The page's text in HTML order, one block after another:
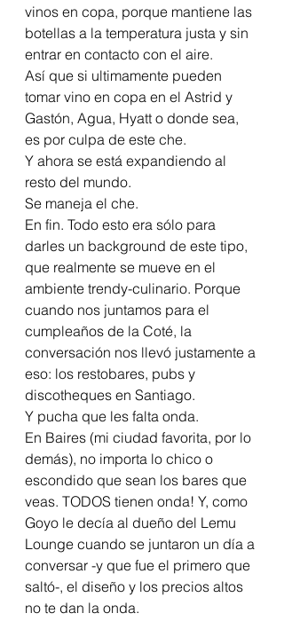
vinos en copa, porque mantiene las
botellas a la temperatura justa y sin
entrar en contacto con el aire.
Así que si ultimamente pueden
tomar vino en copa en el Astrid y
Gastón, Agua, Hyatt o donde sea,
es por culpa de este che.
Y ahora se está expandiendo al
resto del mundo.
Se maneja el che.
En fin. Todo esto era sólo para
darles un background de este tipo,
que realmente se mueve en el
ambiente trendy-culinario. Porque
cuando nos juntamos para el
cumpleaños de la Coté, la
conversación nos llevó justamente a
eso: los restobares, pubs y
discotheques en Santiago.
Y pucha que les falta onda.
En Baires (mi ciudad favorita, por lo
demás), no importa lo chico o
escondido que sean los bares que
veas. TODOS tienen onda! Y, como
Goyo le decía al dueño del Lemu
Lounge cuando se juntaron un día a
conversar -y que fue el primero que
saltó-, el diseño y los precios altos
no te dan la onda.